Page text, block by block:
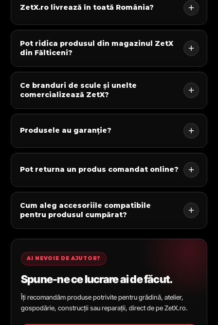
ZetX.ro livrează în toată România?
Pot ridica produsul din magazinul ZetX
din Fălticeni?
Ce branduri de scule și unelte
comercializează ZetX?
Produsele au garanție?
Pot returna un produs comandat online?
Cum aleg accesoriile compatibile
pentru produsul cumpărat?
AI NEVOIE DE AJUTOR?
Spune-ne ce lucrare ai de făcut.
Îți recomandăm produse potrivite pentru grădină, atelier,
gospodărie, construcții sau reparații, direct de pe ZetX.ro.